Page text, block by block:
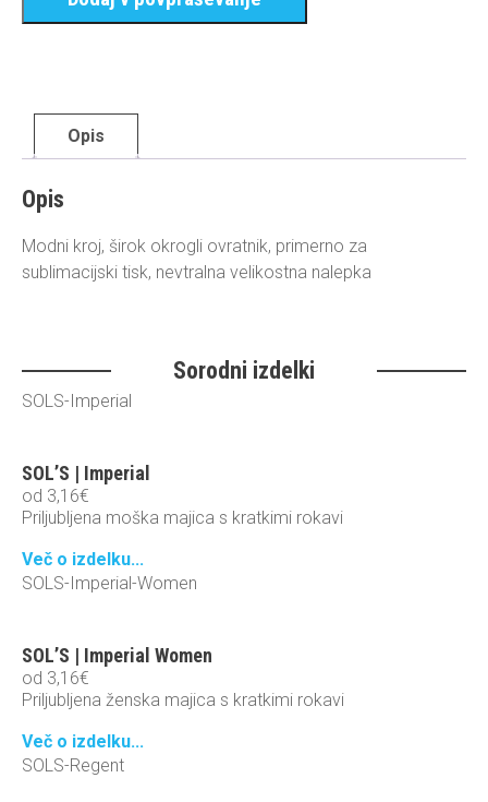
Opis
Opis
Modni kroj, širok okrogli ovratnik, primerno za
sublimacijski tisk, nevtralna velikostna nalepka
Sorodni izdelki
SOLS-Imperial
SOL’S | Imperial
od 3,16€
Priljubljena moška majica s kratkimi rokavi
Več o izdelku...
SOLS-Imperial-Women
SOL’S | Imperial Women
od 3,16€
Priljubljena ženska majica s kratkimi rokavi
Več o izdelku...
SOLS-Regent